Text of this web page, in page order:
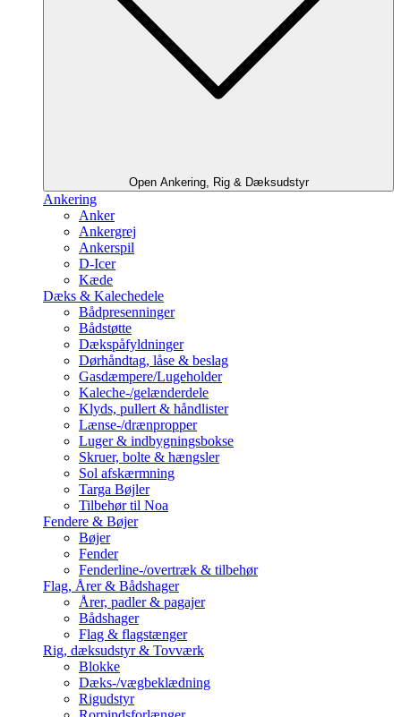
Open Ankering, Rig & Dæksudstyr
Ankering
Anker
Ankergrej
Ankerspil
D-Icer
Kæde
Dæks & Kalechedele
Bådpresenninger
Bådstøtte
Dækspåfyldninger
Dørhåndtag, låse & beslag
Gasdæmpere/Lugeholder
Kaleche-/gelænderdele
Klyds, pullert & håndlister
Lænse-/drænpropper
Luger & indbygningsbokse
Skruer, bolte & hængsler
Sol afskærmning
Targa Bøjler
Tilbehør til Noa
Fendere & Bøjer
Bøjer
Fender
Fenderline-/overtræk & tilbehør
Flag, Årer & Bådshager
Årer, padler & pagajer
Bådshager
Flag & flagstænger
Rig, dæksudstyr & Tovværk
Blokke
Dæks-/vægbeklædning
Rigudstyr